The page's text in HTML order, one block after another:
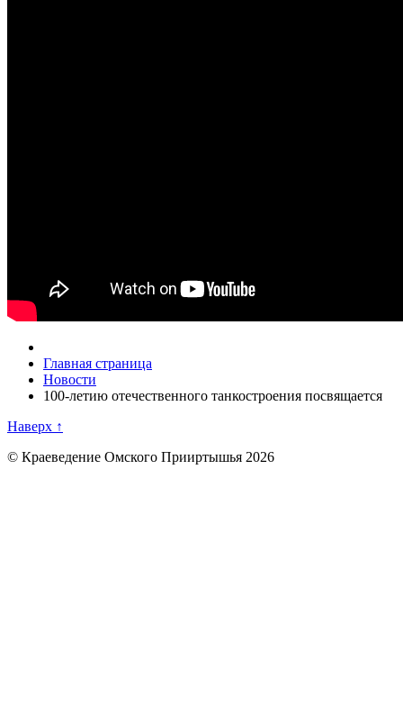
Главная страница
Новости
100-летию отечественного танкостроения посвящается
Наверх ↑
© Краеведение Омского Прииртышья 2026